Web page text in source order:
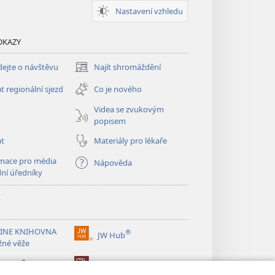
Nastavení vzhledu
o návštěvu Najít shromáždění
(otevřeno
nové
okno)
regionální sjezd
Co je nového
Videa se zvukovým
popisem
Materiály pro lékaře
pro média
úředníky
Nápověda
KNIHOVNA
věže
JW Hub®
(otevřeno
okno)
®